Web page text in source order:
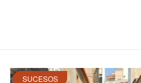
SUCESOS